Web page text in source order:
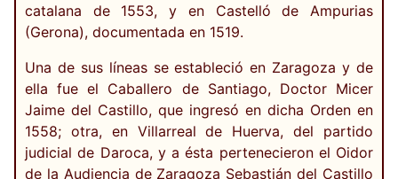
catalana de 1553, y en Castelló de Ampurias
(Gerona), documentada en 1519.
Una de sus líneas se estableció en Zaragoza y de
ella fue el Caballero de Santiago, Doctor Micer
Jaime del Castillo, que ingresó en dicha Orden en
1558; otra, en Villarreal de Huerva, del partido
judicial de Daroca, y a ésta pertenecieron el Oidor
de la Audiencia de Zaragoza Sebastián del Castillo